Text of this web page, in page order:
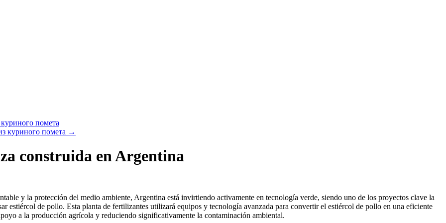
помета
куриного помета →
construida en Argentina
y la protección del medio ambiente, Argentina está invirtiendo activamente en tecnología verde, siendo uno de los proyectos clave la
estiércol de pollo. Esta planta de fertilizantes utilizará equipos y tecnología avanzada para convertir el estiércol de pollo en una eficiente
a la producción agrícola y reduciendo significativamente la contaminación ambiental.